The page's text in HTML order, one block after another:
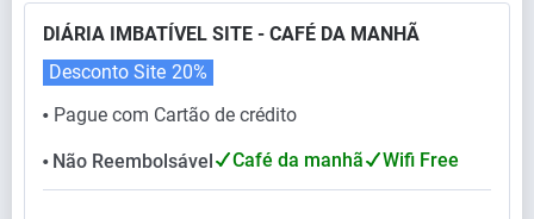
DIÁRIA IMBATÍVEL SITE - CAFÉ DA MANHÃ
⬤ Pague com Cartão de crédito
Desconto Site 20%
⬤ Não Reembolsável Café da manhã Wifi Free